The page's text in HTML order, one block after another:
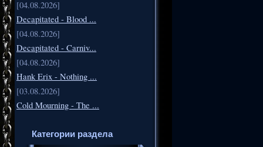
[04.08.2026]
Decapitated - Blood ...
[04.08.2026]
Decapitated - Carniv...
[04.08.2026]
Hank Erix - Nothing ...
[03.08.2026]
Cold Mourning - The ...
Категории раздела